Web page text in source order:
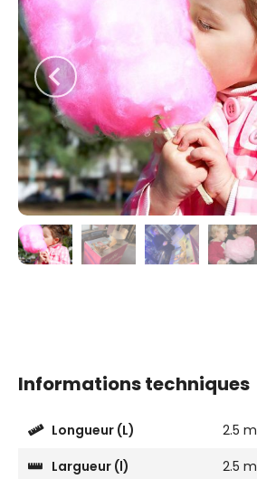
Informations techniques
Longueur (L)
2.5 m
Largueur (l)
2.5 m